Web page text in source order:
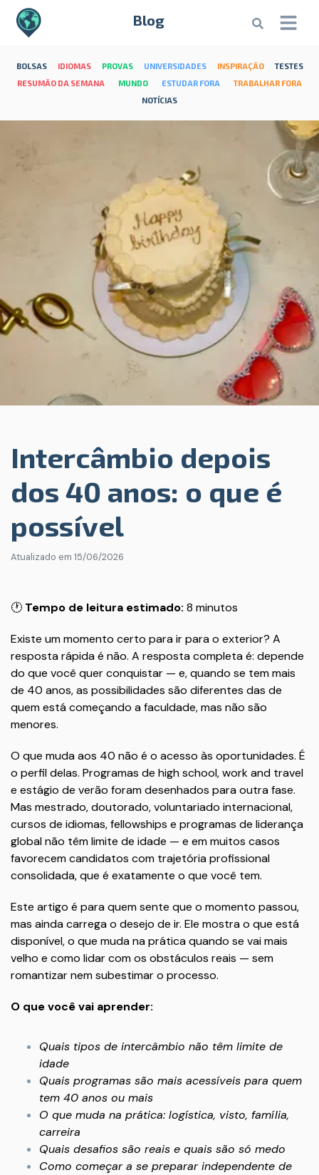
Blog
BOLSAS IDIOMAS PROVAS UNIVERSIDADES INSPIRAÇÃO
TESTES
RESUMÃO DA SEMANA
MUNDO ESTUDAR FORA
TRABALHAR FORA
NOTÍCIAS
Intercâmbio depois
dos 40 anos: o que é
possível
Atualizado em 15/06/2026
🕐 Tempo de leitura estimado: 8 minutos
Existe um momento certo para ir para o exterior? A
resposta rápida é não. A resposta completa é: depende
do que você quer conquistar — e, quando se tem mais
de 40 anos, as possibilidades são diferentes das de
quem está começando a faculdade, mas não são
menores.
O que muda aos 40 não é o acesso às oportunidades. É
o perfil delas. Programas de high school, work and travel
e estágio de verão foram desenhados para outra fase.
Mas mestrado, doutorado, voluntariado internacional,
cursos de idiomas, fellowships e programas de liderança
global não têm limite de idade — e em muitos casos
favorecem candidatos com trajetória profissional
consolidada, que é exatamente o que você tem.
Este artigo é para quem sente que o momento passou,
mas ainda carrega o desejo de ir. Ele mostra o que está
disponível, o que muda na prática quando se vai mais
velho e como lidar com os obstáculos reais — sem
romantizar nem subestimar o processo.
O que você vai aprender:
Quais tipos de intercâmbio não têm limite de
idade
Quais programas são mais acessíveis para quem
tem 40 anos ou mais
O que muda na prática: logística, visto, família,
carreira
Quais desafios são reais e quais são só medo
Como começar a se preparar independente de